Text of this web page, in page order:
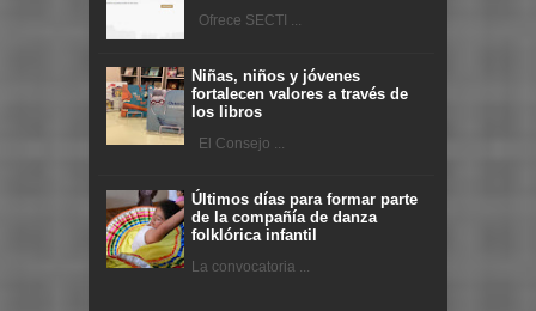
Ofrece SECTI ...
Niñas, niños y jóvenes
fortalecen valores a través de
los libros
El Consejo ...
Últimos días para formar parte
de la compañía de danza
folklórica infantil
La convocatoria ...